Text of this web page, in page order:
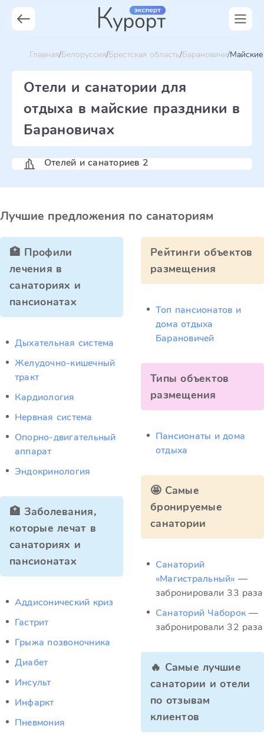
Главная Белоруссия Брестская область Барановичи
Отели и санатории для
отдыха в майские праздники в
Барановичах
Отелей и санаториев 2
Лучшие предложения по санаториям
🏥 Профили
лечения в
санаториях и
пансионатах
Дыхательная система
Желудочно-кишечный
тракт
Кардиология
Нервная система
Опорно-двигательный
аппарат
Эндокринология
🏥 Заболевания,
которые лечат в
санаториях и
пансионатах
Аддисонический криз
Гастрит
Грыжа позвоночника
Диабет
Инсульт
Инфаркт
Пневмония
Рейтинги объектов
размещения
Топ пансионатов и
дома отдыха
Барановичей
Типы объектов
размещения
Пансионаты и дома
отдыха
🤩 Самые
бронируемые
санатории
Санаторий
«Магистральный» —
забронировали 33 раза
Санаторий Чаборок —
забронировали 32 раза
🔥 Самые лучшие
санатории и отели
по отзывам
клиентов